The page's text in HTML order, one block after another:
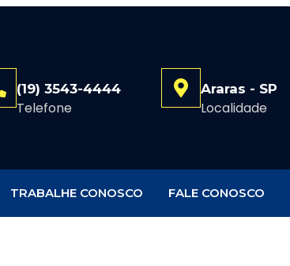
(19) 3543-4444
Telefone
Araras - SP
Localidade
TRABALHE CONOSCO FALE CONOSCO